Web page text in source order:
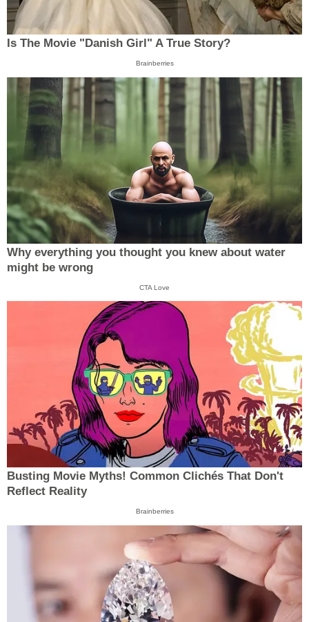
Is The Movie "Danish Girl" A True Story?
Brainberries
Why everything you thought you knew about water
might be wrong
CTA Love
Busting Movie Myths! Common Clichés That Don't
Reflect Reality
Brainberries